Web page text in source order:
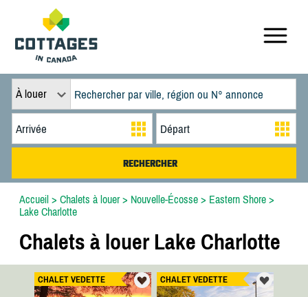
À louer
Accueil> Chalets à louer> Nouvelle-Écosse> Eastern Shore>
Lake Charlotte
Chalets à louer Lake Charlotte
CHALET VEDETTE CHALET VEDETTE